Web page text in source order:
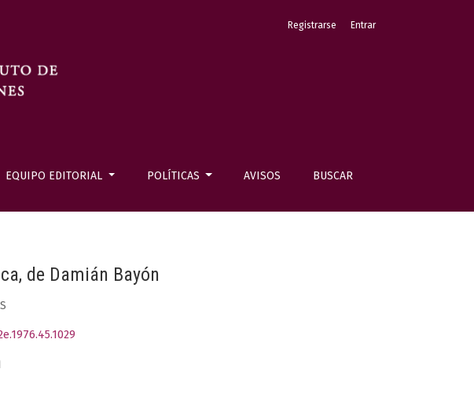
EQUIPO EDITORIAL POLÍTICAS AVISOS BUSCAR
Registrarse Entrar
de Damián Bayón